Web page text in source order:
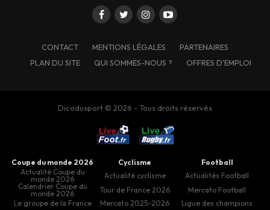
CONTACT MENTIONS LÉGALES
PARTENAIRES
PLAN DU SITE
QUI SOMMES-NOUS ? OFFRES D’EMPLOI
Dicodusport © 2026 - Tous droits réservés
Coupe du monde 2026 Cyclisme
Football
Actualité Coupe du
monde 2026
Actualité cyclisme
Actualités Football
Calendrier Coupe du
monde 2026
Tour de France 2026
Mercato Football
Le groupe de la France
Mercato 2025-2026 Ligue des champions